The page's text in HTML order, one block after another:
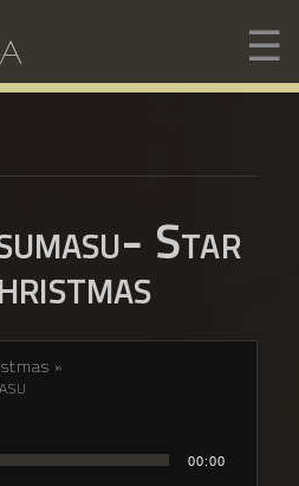
☰
Star
»
00:00